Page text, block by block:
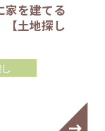
家を建てる
【土地探し